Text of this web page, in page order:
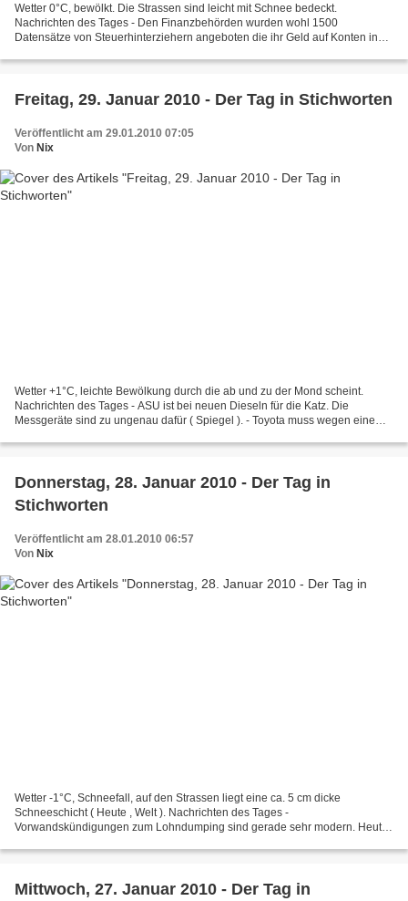
Wetter 0°C, bewölkt. Die Strassen sind leicht mit Schnee bedeckt.
Nachrichten des Tages - Den Finanzbehörden wurden wohl 1500
Datensätze von Steuerhinterziehern angeboten die ihr Geld auf Konten in
Freitag, 29. Januar 2010 - Der Tag in Stichworten
Veröffentlicht am 29.01.2010 07:05
Von Nix
Wetter +1°C, leichte Bewölkung durch die ab und zu der Mond scheint.
Nachrichten des Tages - ASU ist bei neuen Dieseln für die Katz. Die
Messgeräte sind zu ungenau dafür ( Spiegel ). - Toyota muss wegen einem
Donnerstag, 28. Januar 2010 - Der Tag in
Stichworten
Veröffentlicht am 28.01.2010 06:57
Von Nix
Wetter -1°C, Schneefall, auf den Strassen liegt eine ca. 5 cm dicke
Schneeschicht ( Heute , Welt ). Nachrichten des Tages -
Vorwandskündigungen zum Lohndumping sind gerade sehr modern. Heute
Mittwoch, 27. Januar 2010 - Der Tag in